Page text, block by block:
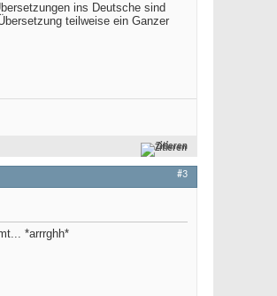
ins Deutsche sind
teilweise ein Ganzer
Zitieren
#3
*arrrghh*